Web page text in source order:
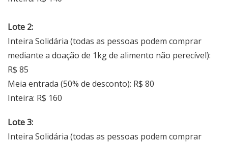
Lote 2:
Inteira Solidária (todas as pessoas podem comprar
mediante a doação de 1kg de alimento não perecível):
R$ 85
Meia entrada (50% de desconto): R$ 80
Inteira: R$ 160
Lote 3:
Inteira Solidária (todas as pessoas podem comprar